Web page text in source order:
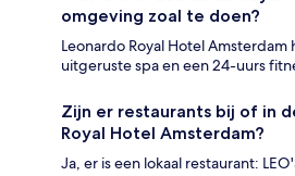
omgeving zoal te doen?
Leonardo Royal Hotel
uitgeruste spa en een 24-uurs
Zijn er restaurants bij of in
Royal Hotel Amsterdam?
Ja, er is een lokaal restaurant: